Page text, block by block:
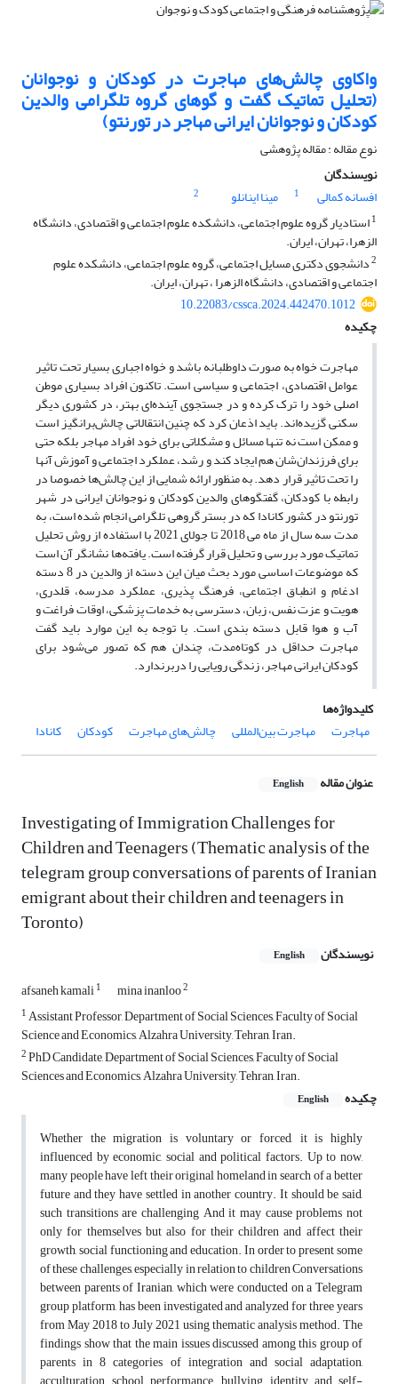
واکاوی چالش‌های مهاجرت در کودکان و نوجوانان
(تحلیل تماتیک گفت و گوهای گروه تلگرامی والدین
کودکان و نوجوانان ایرانی مهاجر در تورنتو)
نوع مقاله : مقاله پژوهشی
نویسندگان
افسانه کمالی
1 مینا اینانلو
2
1استادیار گروه علوم اجتماعی، دانشکده علوم اجتماعی و اقتصادی، دانشگاه
الزهرا، تهران، ایران.
2دانشجوی دکتری مسایل اجتماعی، گروه علوم اجتماعی، دانشکده علوم
اجتماعی و اقتصادی، دانشگاه الزهرا ، تهران، ایران.
10.22083/cssca.2024.442470.1012
چکیده
مهاجرت خواه به صورت داوطلبانه باشد و خواه اجباری بسیار تحت تاثیر
عوامل اقتصادی، اجتماعی و سیاسی است. تاکنون افراد بسیاری موطن
اصلی خود را ترک کرده و در جستجوی آینده‌ای بهتر، در کشوری دیگر
سکنی گزیده‌اند. باید اذعان کرد که چنین انتقالاتی چالش‌برانگیز است
و ممکن است نه تنها مسائل و مشکلاتی برای خود افراد مهاجر بلکه حتی
برای فرزندان‌شان هم ایجاد کند و رشد، عملکرد اجتماعی و آموزش آنها
را تحت تاثیر قرار دهد. به منظور ارائه شمایی از این چالش‌ها خصوصا در
رابطه با کودکان، گفتگوهای والدین کودکان و نوجوانان ایرانی در شهر
تورنتو در کشور کانادا که در بستر گروهی تلگرامی انجام شده است، به
مدت سه سال از ماه می 2018 تا جولای 2021 با استفاده از روش تحلیل
تماتیک مورد بررسی و تحلیل قرار گرفته است. یافته‌ها نشانگر آن است
که موضوعات اساسی مورد بحث میان این دسته از والدین در 8 دسته
ادغام و انطباق اجتماعی، فرهنگ پذیری، عملکرد مدرسه، قلدری،
هویت و عزت نفس، زبان، دسترسی به خدمات پزشکی، اوقات فراغت و
آب و هوا قابل دسته بندی است. با توجه به این موارد باید گفت
مهاجرت حداقل در کوتاه‌مدت، چندان هم که تصور می‌شود برای
کودکان ایرانی مهاجر، زندگی رویایی را دربرندارد.
کلیدواژه‌ها
مهاجرت
مهاجرت بین‌المللی چالش‌های مهاجرت کودکان کانادا
عنوان مقاله English
Investigating of Immigration Challenges for
Children and Teenagers (Thematic analysis of the
telegram group conversations of parents of Iranian
emigrant about their children and teenagers in
Toronto)
نویسندگان English
afsaneh kamali1 mina inanloo2
1Assistant Professor, Department of Social Sciences, Faculty of Social
Science and Economics, Alzahra University, Tehran, Iran.
2PhD Candidate, Department of Social Sciences, Faculty of Social
Sciences and Economics, Alzahra University, Tehran, Iran.
چکیده
English
Whether the migration is voluntary or forced, it is highly
influenced by economic, social and political factors. Up to now,
many people have left their original homeland in search of a better
future and they have settled in another country. It should be said,
such transitions are challenging And it may cause problems not
only for themselves but also for their children and affect their
growth, social functioning and education. In order to present some
of these challenges, especially in relation to children Conversations
between parents of Iranian, which were conducted on a Telegram
group platform, has been investigated and analyzed for three years
from May 2018 to July 2021 using thematic analysis method. The
findings show that the main issues discussed among this group of
parents in 8 categories of integration and social adaptation,